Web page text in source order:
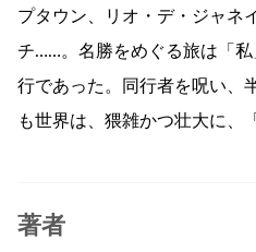
プタウン、リオ・デ・ジャネ
チ……。名勝をめぐる旅は「
行であった。同行者を呪い、
も世界は、猥雑かつ壮大に、
著者